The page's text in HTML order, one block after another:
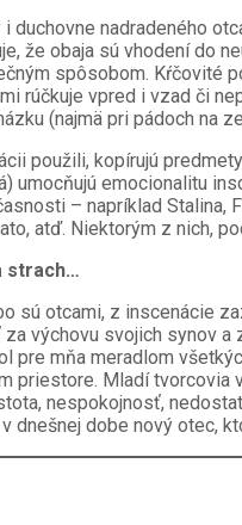
nadradeného
že obaja sú vhodení do
spôsobom. Kŕčovité
rúčkuje vpred i vzad či
(najmä pri pádoch
použili, kopírujú
umocňujú emocionalitu
– napríklad
atď. Niektorým z nich,
strach…
sú otcami, z inscenácie
výchovu svojich synov
pre mňa meradlom
priestore. Mladí
nespokojnosť,
dnešnej dobe nový otec,